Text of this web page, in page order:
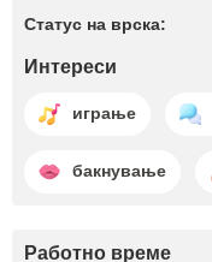
Статус на врска:
Интереси
играње
бакнување
Работно време